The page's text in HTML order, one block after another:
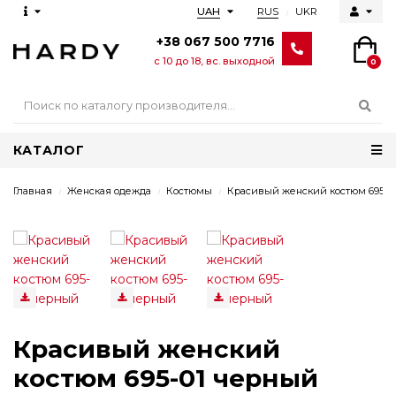
RUS UKR
UAH
+38 067 500 7716
с 10 до 18, вс. выходной 0
КАТАЛОГ
Главная Женская одежда Костюмы Красивый женский костюм 695-
Красивый женский
костюм 695-01 черный